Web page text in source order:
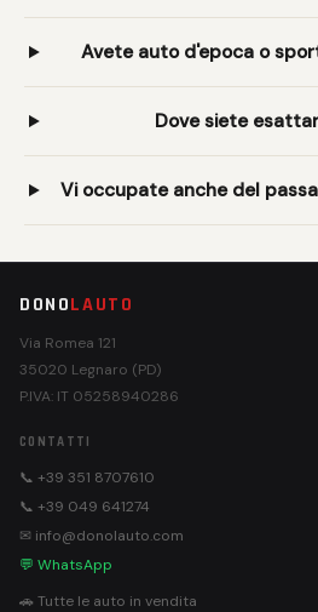
Avete auto d'epoca o
Dove siete
Vi occupate anche del
DONOLAUTO
Via Romea 121
35020 Legnaro (PD)
P.IVA: IT 05258940286
CONTATTI
📞 +39 351 8707610
📞 +39 049 641274
✉ info@donolauto.com
💬 WhatsApp
🚗 Tutte le auto in vendita